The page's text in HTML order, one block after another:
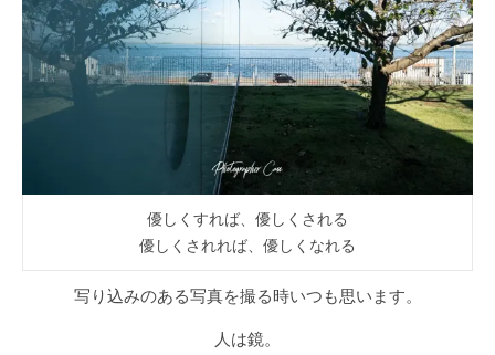
優しくすれば、優しくされる
優しくされれば、優しくなれる
写り込みのある写真を撮る時いつも思います。
人は鏡。